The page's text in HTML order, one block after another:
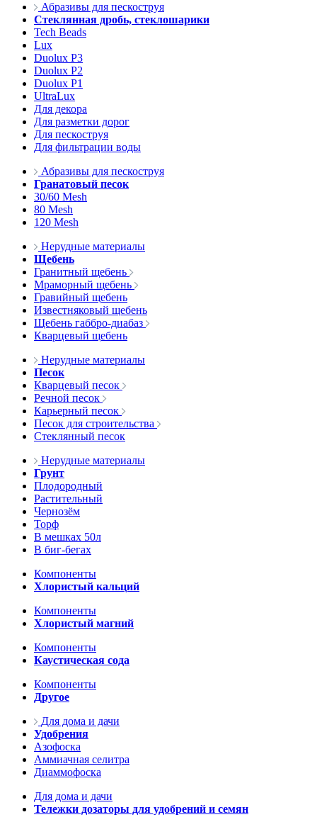
Абразивы для пескоструя
Стеклянная дробь, стеклошарики
Tech Beads
Lux
Duolux P3
Duolux P2
Duolux P1
UltraLux
Для декора
Для разметки дорог
Для пескоструя
Для фильтрации воды
Абразивы для пескоструя
Гранатовый песок
30/60 Mesh
80 Mesh
120 Mesh
Нерудные материалы
Щебень
Гранитный щебень
Мраморный щебень
Гравийный щебень
Известняковый щебень
Щебень габбро-диабаз
Кварцевый щебень
Нерудные материалы
Песок
Кварцевый песок
Речной песок
Карьерный песок
Песок для строительства
Стеклянный песок
Нерудные материалы
Грунт
Плодородный
Растительный
Чернозём
Торф
В мешках 50л
В биг-бегах
Компоненты
Хлористый кальций
Компоненты
Хлористый магний
Компоненты
Каустическая сода
Компоненты
Другое
Для дома и дачи
Удобрения
Азофоска
Аммиачная селитра
Диаммофоска
Для дома и дачи
Тележки дозаторы для удобрений и семян